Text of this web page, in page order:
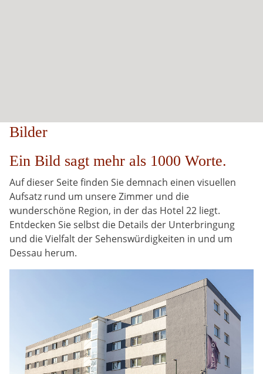
Bilder
Ein Bild sagt mehr als 1000 Worte.
Auf dieser Seite finden Sie demnach einen visuellen
Aufsatz rund um unsere Zimmer und die
wunderschöne Region, in der das Hotel 22 liegt.
Entdecken Sie selbst die Details der Unterbringung
und die Vielfalt der Sehenswürdigkeiten in und um
Dessau herum.